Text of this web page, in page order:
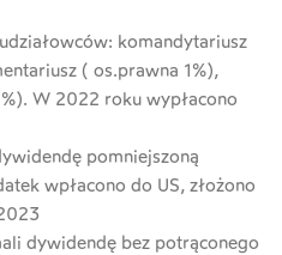
komandytariusz
( os.prawna 1%),
W 2022 roku wypłacono
pomniejszoną
wpłacono do US, złożono
dywidendę bez potrąconego